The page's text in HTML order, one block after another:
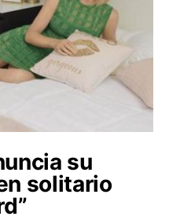
su
solitario